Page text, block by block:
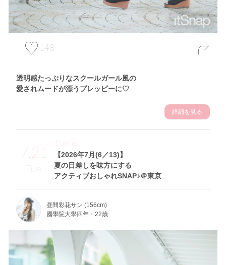
148
透明感たっぷりなスクールガール風の
愛されムードが漂うプレッピーに♡
詳細を見る
7.21
Tue
【2026年7月(6／13)】
夏の日差しを味方にする
アクティブおしゃれSNAP♪＠東京
Theme
昼間彩花サン (156cm)
國學院大學四年・22歳